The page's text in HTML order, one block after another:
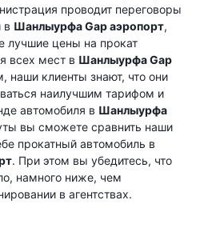
проводит переговоры
в Шанлыурфа Gap аэропорт,
лучшие цены на прокат
всех мест в Шанлыурфа Gap
наши клиенты знают, что они
наилучшим тарифом и
автомобиля в Шанлыурфа
вы сможете сравнить наши
прокатный автомобиль в
. При этом вы убедитесь, что
намного ниже, чем
в агентствах.